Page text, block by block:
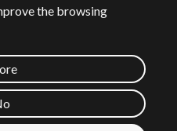
the browsing